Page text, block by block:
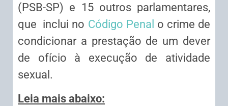
(PSB-SP) e 15 outros parlamentares,
que inclui no Código Penal o crime de
condicionar a prestação de um dever
de ofício à execução de atividade
sexual.
Leia mais abaixo: